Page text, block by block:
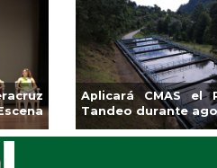
de Xalapa
en Mercadito